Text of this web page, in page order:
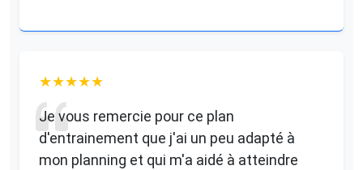
Je vous remercie pour ce plan
d'entrainement que j'ai un peu adapté à
mon planning et qui m'a aidé à atteindre